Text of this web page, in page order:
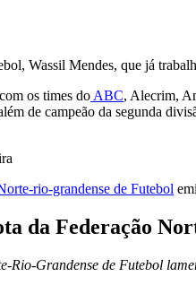
Wassil Mendes, que já
os times do ABC, Alecrim,
de campeão da segunda
rio-grandense de Futebol
da Federação
Rio-Grandense de Futebol